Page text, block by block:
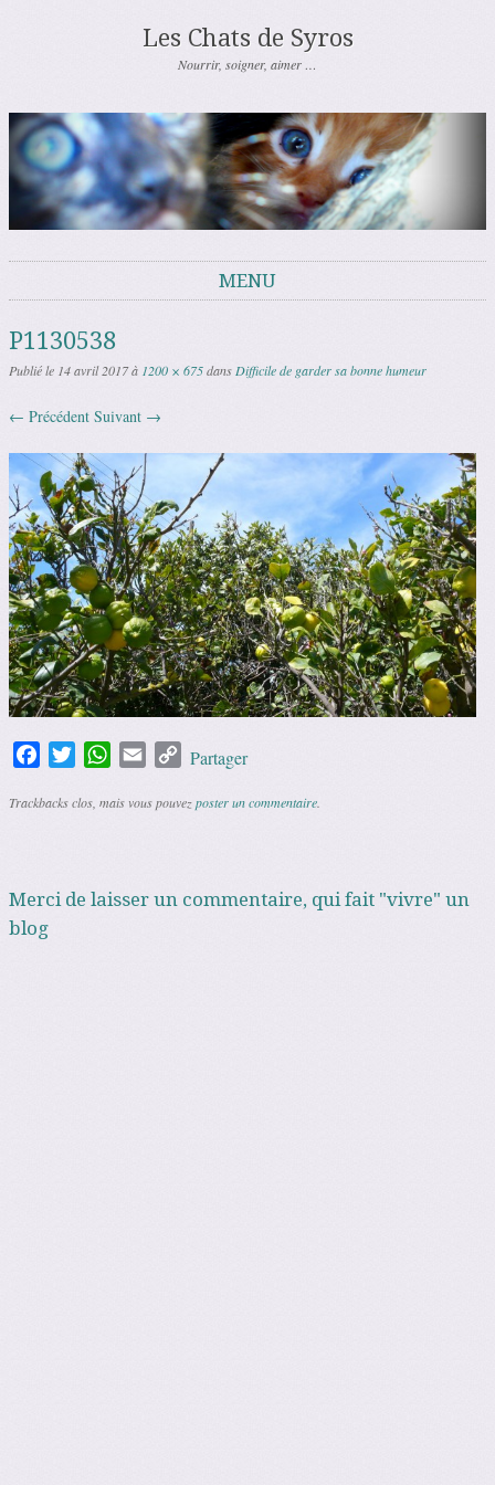
Les Chats de Syros
Nourrir, soigner, aimer …
MENU
P1130538
Publié le 14 avril 2017à 1200 × 675dansDifficile de garder sa bonne humeur
← Précédent Suivant →
FacebookTwitterWhatsApp
Email Copy
Partager
Trackbacks clos, mais vous pouvezposter un commentaire
Merci de laisser un commentaire, qui fait "vivre" un
blog